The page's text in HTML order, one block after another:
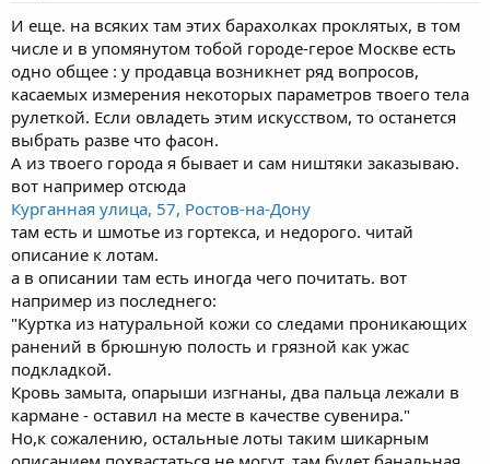
И еще. на всяких там этих барахолках проклятых, в том
числе и в упомянутом тобой городе-герое Москве есть
одно общее : у продавца возникнет ряд вопросов,
касаемых измерения некоторых параметров твоего тела
рулеткой. Если овладеть этим искусством, то останется
выбрать разве что фасон.
А из твоего города я бывает и сам ништяки заказываю.
вот например отсюда
Курганная улица, 57, Ростов-на-Дону
там есть и шмотье из гортекса, и недорого. читай
описание к лотам.
а в описании там есть иногда чего почитать. вот
например из последнего:
"Куртка из натуральной кожи со следами проникающих
ранений в брюшную полость и грязной как ужас
подкладкой.
Кровь замыта, опарыши изгнаны, два пальца лежали в
кармане - оставил на месте в качестве сувенира."
Но,к сожалению, остальные лоты таким шикарным